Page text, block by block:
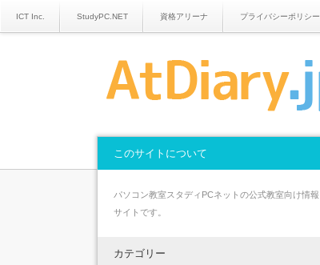
ICT Inc. StudyPC.NET 資格アリーナ プライバシーポリシー
このサイトについて
パソコン教室スタディPCネットの公式教室向け情報
サイトです。
カテゴリー